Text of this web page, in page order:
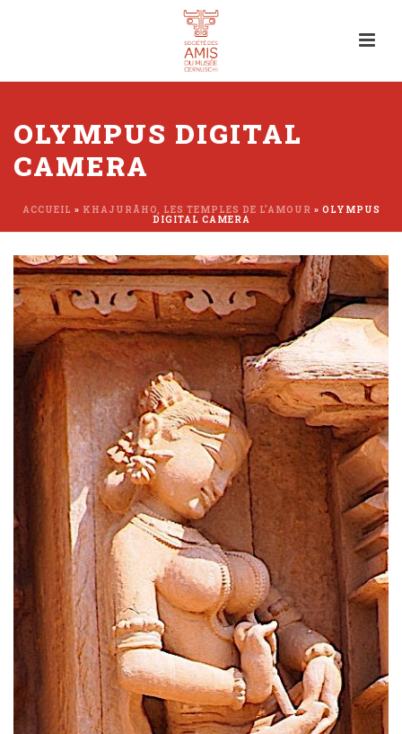
OLYMPUS DIGITAL
CAMERA
ACCUEIL » KHAJURĀHO, LES TEMPLES DE L’AMOUR » OLYMPUS
DIGITAL CAMERA